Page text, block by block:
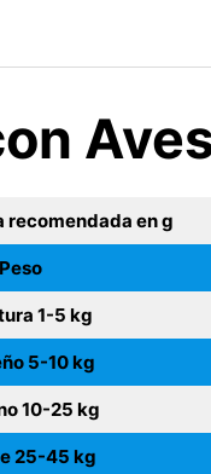
recomendada en g
Peso
1-5 kg
5-10 kg
10-25 kg
25-45 kg